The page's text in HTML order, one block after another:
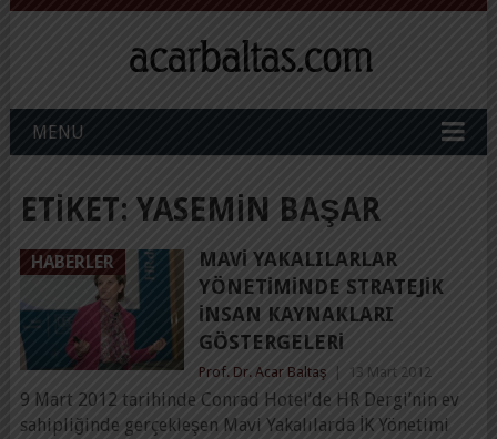
MENU
ETIKET: YASEMIN BAŞAR
HABERLER
MAVI YAKALILARLAR
YÖNETIMINDE STRATEJIK
İNSAN KAYNAKLARI
GÖSTERGELERI
Prof. Dr. Acar Baltaş 13 Mart 2012
9 Mart 2012 tarihinde Conrad Hotel’de HR Dergi’nin ev
sahipliğinde gerçekleşen Mavi Yakalılarda İK Yönetimi